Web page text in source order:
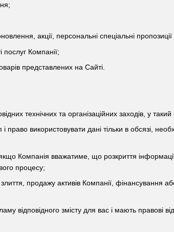
акції, персональні спеціальні пропозиції і
послуг Компанії;
представлених на Сайті.
технічних та організаційних заходів, у
право використовувати дані тільки в обсязі,
Компанія вважатиме, що розкриття
процесу;
злиття, продажу активів Компанії, фінансування
відповідного змісту для вас і мають правові